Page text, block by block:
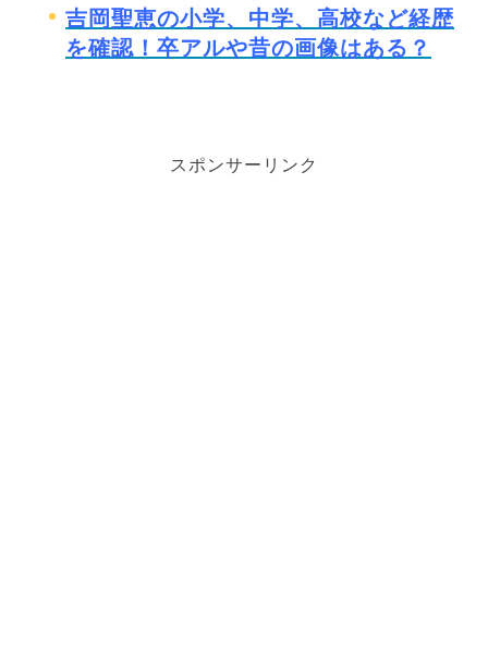
吉岡聖恵の小学、中学、高校など経歴
を確認！卒アルや昔の画像はある？
スポンサーリンク